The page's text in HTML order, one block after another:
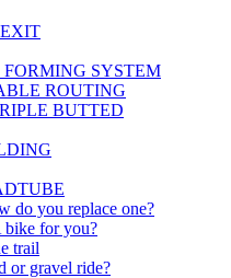
FORMING SYSTEM
ROUTING
BUTTED
do you replace one?
for you?
trail
or gravel ride?